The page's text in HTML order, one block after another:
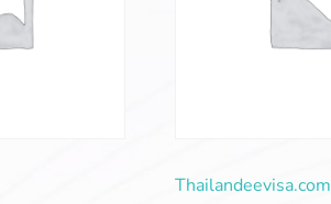
Thailandeevisa.com